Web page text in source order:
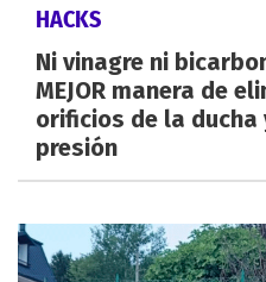
HACKS
Ni vinagre ni
MEJOR manera de
orificios de la ducha
presión